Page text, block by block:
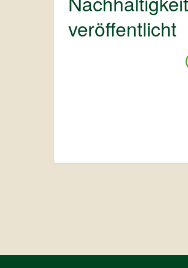
veröffentlicht